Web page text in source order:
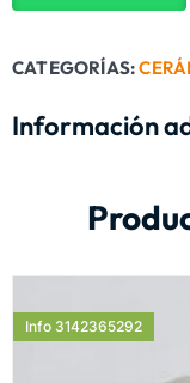
CATEGORÍAS:
Información
Info 3142365292